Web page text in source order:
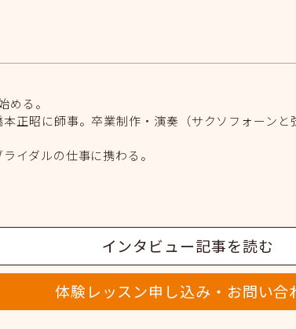
める。
正昭に師事。卒業制作・演奏（サクソフォーン
イダルの仕事に携わる。
インタビュー記事を読む
体験レッスン申し込み・お問い合